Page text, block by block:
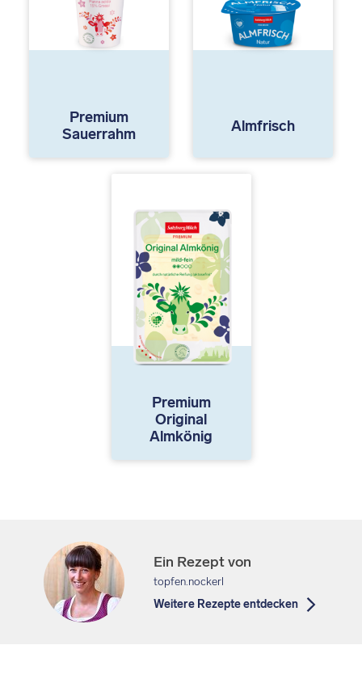
Premium
Sauerrahm
Almfrisch
Premium
Original
Almkönig
Ein Rezept von
topfen.nockerl
Weitere Rezepte entdecken